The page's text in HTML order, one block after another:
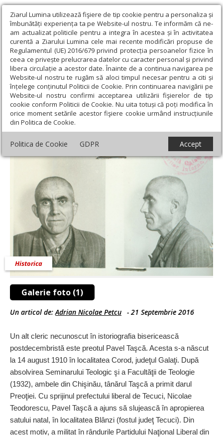
Ziarul Lumina utilizează fişiere de tip cookie pentru a personaliza și
îmbunătăți experiența ta pe Website-ul nostru. Te informăm că ne-
am actualizat politicile pentru a integra în acestea și în activitatea
curentă a Ziarului Lumina cele mai recente modificări propuse de
Regulamentul (UE) 2016/679 privind protecția persoanelor fizice în
ceea ce privește prelucrarea datelor cu caracter personal și privind
libera circulație a acestor date. Înainte de a continua navigarea pe
Website-ul nostru te rugăm să aloci timpul necesar pentru a citi și
înțelege conținutul Politicii de Cookie. Prin continuarea navigării pe
Website-ul nostru confirmi acceptarea utilizării fişierelor de tip
cookie conform Politicii de Cookie. Nu uita totuși că poți modifica în
orice moment setările acestor fişiere cookie urmând instrucțiunile
din Politica de Cookie.
Politica de Cookie GDPR Accept
Ziarul Lumina › Societate › Historica › Părintele Pavel Taşcă din
Corod, județul Galaţi, în temniţa comunistă
Părintele Pavel Taşcă din Corod, județul
Galaţi, în temniţa comunistă
Galerie foto (1)
Historica
Un articol de:Adrian Nicolae Petcu - 21 Septembrie 2016
Un alt cleric necunoscut în istoriografia bisericească
postdecembristă este preotul Pavel Taşcă. Acesta s-a născut
la 14 august 1910 în localitatea Corod, judeţul Galaţi. După
absolvirea Seminarului Teologic şi a Facultăţii de Teologie
(1932), ambele din Chişinău, tânărul Taşcă a primit darul
Preoţiei. Cu sprijinul prefectului liberal de Tecuci, Nicolae
Teodorescu, Pavel Taşcă a ajuns să slujească în apropierea
satului natal, în localitatea Blânzi (fostul judeţ Tecuci). Din
acest motiv, a militat în rândurile Partidului Naţional Liberal din